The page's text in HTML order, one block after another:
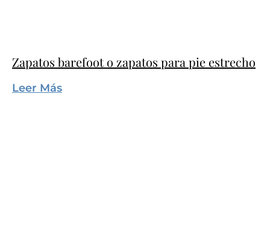
Zapatos barefoot o zapatos para pie estrecho
Leer Más